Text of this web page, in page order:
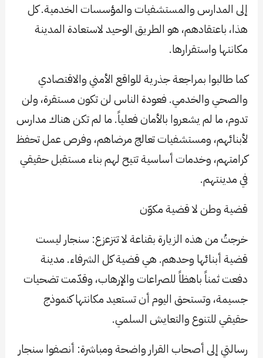
إلى المدارس والمستشفيات والمؤسسات الخدمية. كل
هذا، باعتقادهم، هو الطريق الوحيد لاستعادة المدينة
مكانتها واستقرارها.
كما طالبوا بمراجعة جذرية للواقع الأمني والاقتصادي
والصحي والخدمي. فعودة الناس لن تكون مستقرة، ولن
تدوم، ما لم يشعروا بالأمان فعلياً. ما لم تكن هناك مدارس
لأبنائهم، ومستشفيات تعالج مرضاهم، وفرص عمل تحفظ
كرامتهم، وخدمات أساسية تتيح لهم بناء مستقبل حقيقي
في مدينتهم.
قضية وطن لا قضية مكوّن
خرجتُ من هذه الزيارة بقناعة لا تتزعزع: سنجار ليست
قضية أبنائها وحدهم. هي قضية كل الشرفاء. مدينة
دفعت ثمناً باهظاً للصراعات والإرهاب، وقدّمت تضحيات
جسيمة، وتستحق اليوم أن تستعيد مكانتها كنموذج
حقيقي للتنوع والتعايش السلمي.
رسالتي إلى أصحاب القرار واضحة ومباشرة: أنصفوا سنجار